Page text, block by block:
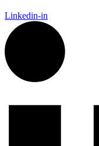
Linkedin-in